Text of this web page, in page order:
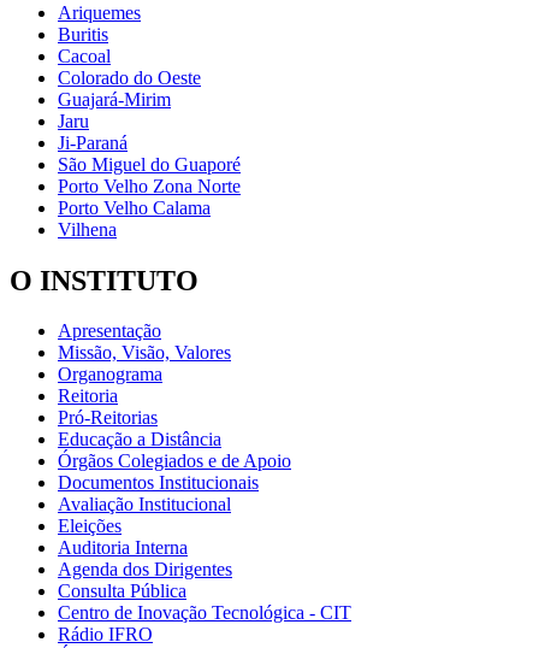
Ariquemes
Buritis
Cacoal
Colorado do Oeste
Guajará-Mirim
Jaru
Ji-Paraná
São Miguel do Guaporé
Porto Velho Zona Norte
Porto Velho Calama
Vilhena
O INSTITUTO
Apresentação
Missão, Visão, Valores
Organograma
Reitoria
Pró-Reitorias
Educação a Distância
Órgãos Colegiados e de Apoio
Documentos Institucionais
Avaliação Institucional
Eleições
Auditoria Interna
Agenda dos Dirigentes
Consulta Pública
Centro de Inovação Tecnológica - CIT
Rádio IFRO